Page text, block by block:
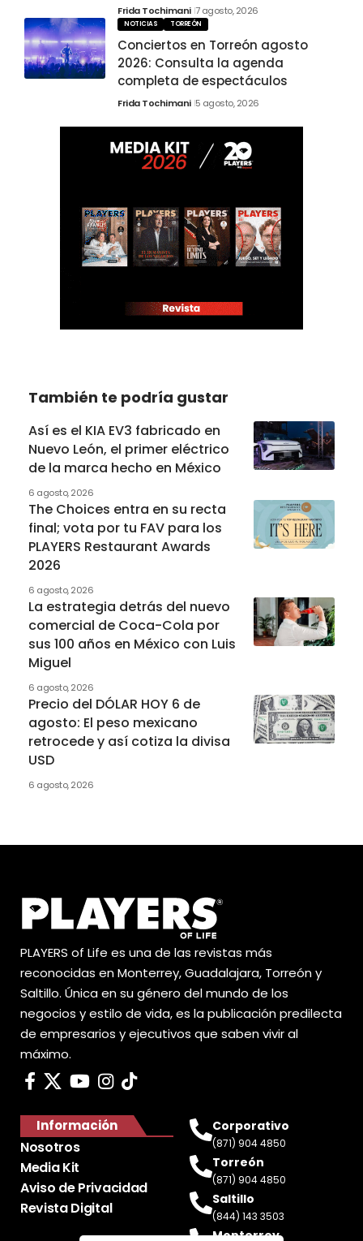
Frida Tochimani 7 agosto, 2026
NOTICIAS TORREÓN
Conciertos en Torreón agosto
2026: Consulta la agenda
completa de espectáculos
Frida Tochimani 5 agosto, 2026
También te podría gustar
Así es el KIA EV3 fabricado en
Nuevo León, el primer eléctrico
de la marca hecho en México
6 agosto, 2026
The Choices entra en su recta
final; vota por tu FAV para los
PLAYERS Restaurant Awards
2026
6 agosto, 2026
La estrategia detrás del nuevo
comercial de Coca-Cola por
sus 100 años en México con Luis
Miguel
6 agosto, 2026
Precio del DÓLAR HOY 6 de
agosto: El peso mexicano
retrocede y así cotiza la divisa
USD
6 agosto, 2026
PLAYERS of Life es una de las revistas más
reconocidas en Monterrey, Guadalajara, Torreón y
Saltillo. Única en su género del mundo de los
negocios y estilo de vida, es la publicación predilecta
de empresarios y ejecutivos que saben vivir al
máximo.
Información
Nosotros
Media Kit
Aviso de Privacidad
Revista Digital
Corporativo
(871) 904 4850
Torreón
(871) 904 4850
Saltillo
(844) 143 3503
Monterrey